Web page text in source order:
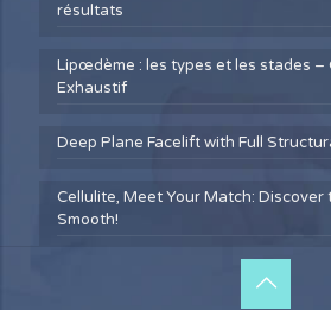
résultats
Lipœdème : les types et les stades –
Exhaustif
Deep Plane Facelift with Full
Cellulite, Meet Your Match: Discover
Smooth!